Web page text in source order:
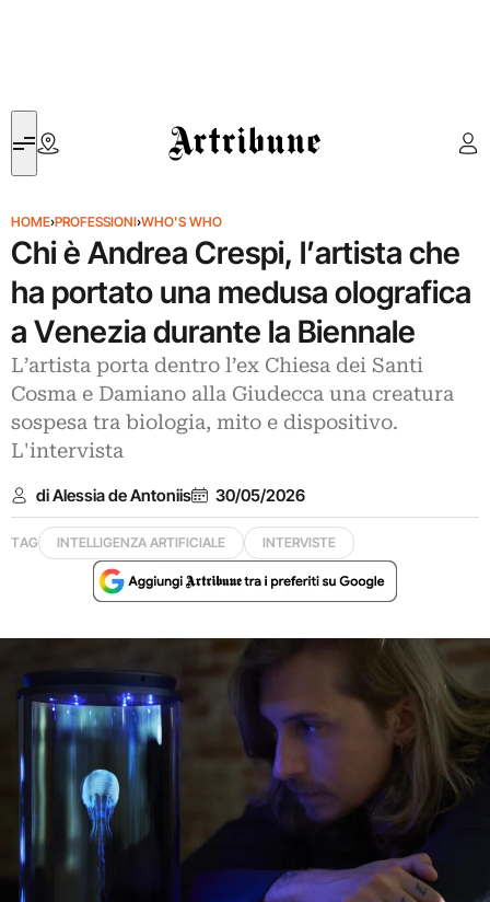
Artribune
HOME›PROFESSIONI›WHO'S WHO
Chi è Andrea Crespi, l’artista che
ha portato una medusa olografica
a Venezia durante la Biennale
L’artista porta dentro l’ex Chiesa dei Santi
Cosma e Damiano alla Giudecca una creatura
sospesa tra biologia, mito e dispositivo.
L'intervista
di Alessia de Antoniis 30/05/2026
TAG INTELLIGENZA ARTIFICIALE INTERVISTE